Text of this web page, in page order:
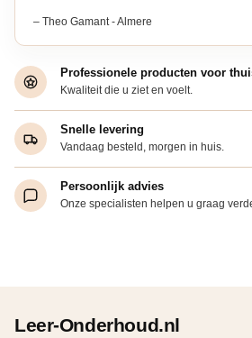
– Theo Gamant - Almere
Professionele producten voor
Kwaliteit die u ziet en voelt.
Snelle levering
Vandaag besteld, morgen in huis.
Persoonlijk advies
Onze specialisten helpen u graag
Leer-Onderhoud.nl